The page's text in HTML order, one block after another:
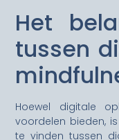
Het
tussen
Hoewel digitale
voordelen bieden,
te vinden tussen